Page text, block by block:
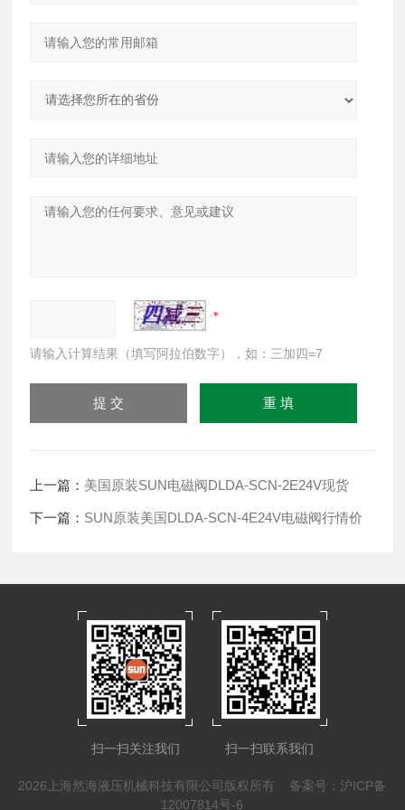
请输入计算结果（填写阿拉伯数字），如：三加四=7
上一篇： 美国原装SUN电磁阀DLDA-SCN-2E24V现货
下一篇： SUN原装美国DLDA-SCN-4E24V电磁阀行情价
扫一扫关注我们 扫一扫联系我们
2026上海然海液压机械科技有限公司版权所有 备案号：沪ICP备
12007814号-6